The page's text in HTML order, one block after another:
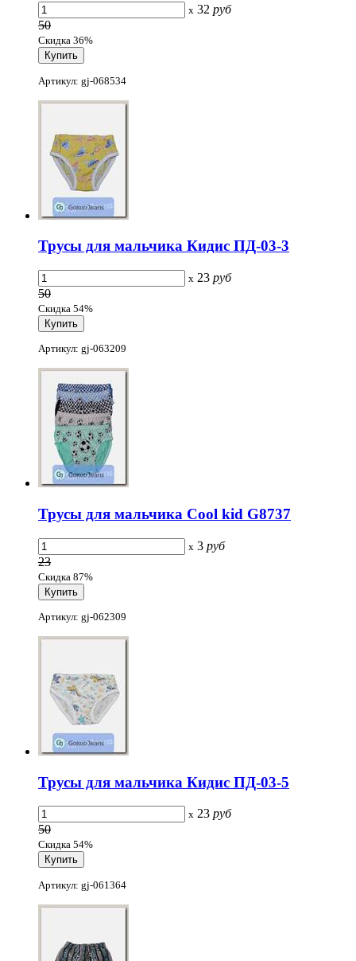
x 32 руб
50
Скидка 36%
Артикул: gj-068534
Трусы для мальчика Кидис ПД-03-3
x 23 руб
50
Скидка 54%
Артикул: gj-063209
Трусы для мальчика Cool kid G8737
x 3 руб
23
Скидка 87%
Артикул: gj-062309
Трусы для мальчика Кидис ПД-03-5
x 23 руб
50
Скидка 54%
Артикул: gj-061364